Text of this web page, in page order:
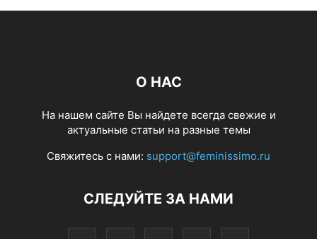
О НАС
На нашем сайте Вы найдете всегда свежие и
актуальные статьи на разные темы
Свяжитесь с нами: support@feminissimo.ru
СЛЕДУЙТЕ ЗА НАМИ